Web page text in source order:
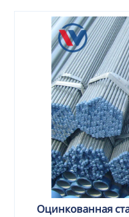
Оцинкованная